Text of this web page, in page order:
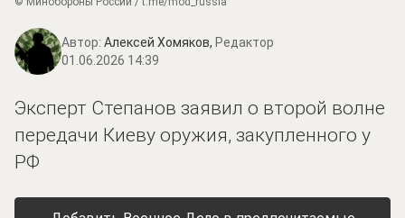
Автор: Алексей Хомяков, Редактор
01.06.2026 14:39
Эксперт Степанов заявил о второй волне
передачи Киеву оружия, закупленного у
РФ